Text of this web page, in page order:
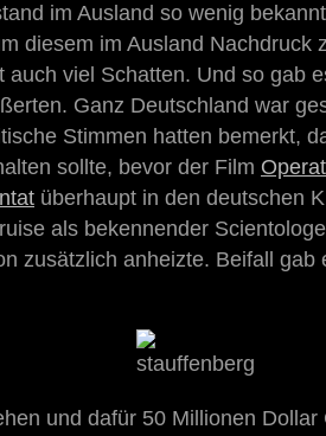
im Ausland so wenig
diesem im Ausland Nachdruck
auch viel Schatten. Und so gab
Ganz Deutschland war
Stimmen hatten bemerkt,
sollte, bevor der Film
überhaupt in den deutschen
als bekennender
zusätzlich anheizte. Beifall gab
und dafür 50 Millionen